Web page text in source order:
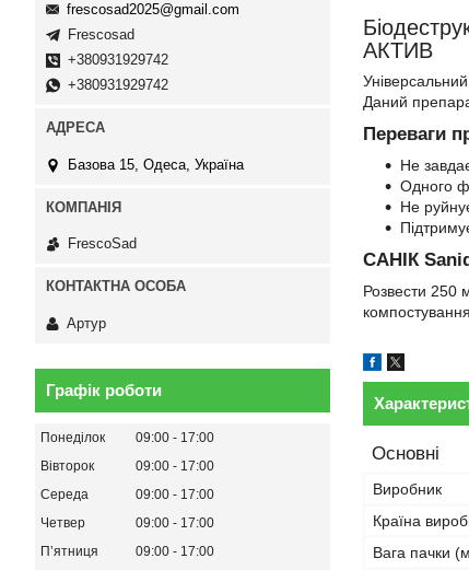
АКТИВ
Даний
Переваги
Не
Одного
Не
САНІК
Розвести 250
Основні
Виробник
Країна
Вага пачки
frescosad2025@gmail.com
Frescosad
+380931929742
+380931929742
Базова 15, Одеса, Україна
FrescoSad
Артур
Графік роботи
Понеділок 09:00
17:00
Вівторок
09:00
17:00
Середа
09:00
17:00
Четвер
09:00
17:00
Пʼятниця
09:00
17:00